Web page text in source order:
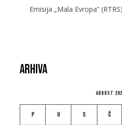
Emisija „Mala Evropa“
Arhiva
August
P U S Č